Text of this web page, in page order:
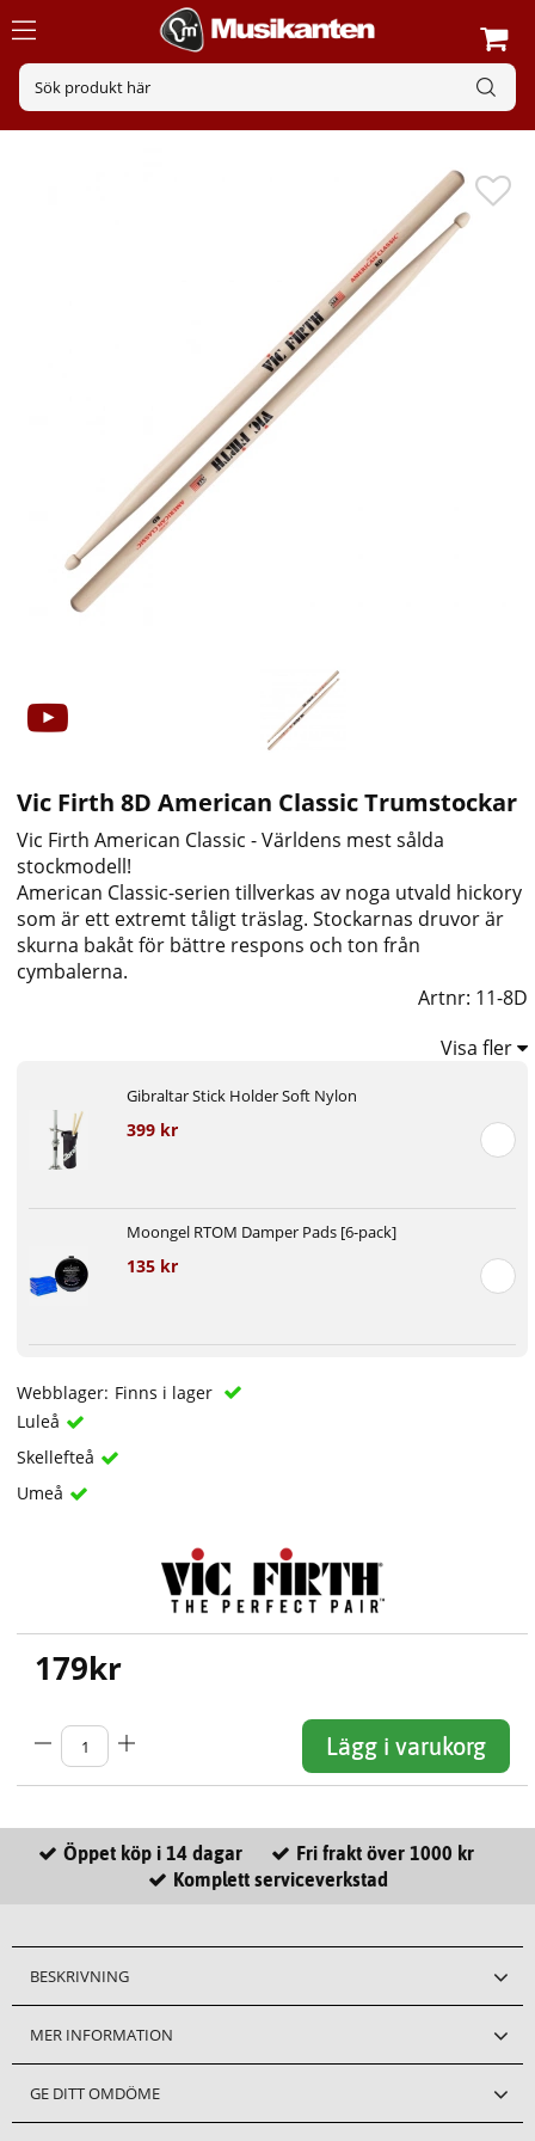
Vic Firth 8D American Classic Trumstockar
Vic Firth American Classic - Världens mest sålda
stockmodell!
American Classic-serien tillverkas av noga utvald hickory
som är ett extremt tåligt träslag. Stockarnas druvor är
skurna bakåt för bättre respons och ton från
cymbalerna.
Artnr: 11-8D
Visa fler
Gibraltar Stick Holder Soft Nylon
399 kr
Moongel RTOM Damper Pads [6-pack]
135 kr
Webblager: Finns i lager
Luleå
Skellefteå
Umeå
179kr
Lägg i varukorg
Öppet köp i 14 dagar
Fri frakt över 1000 kr
Komplett serviceverkstad
BESKRIVNING
MER INFORMATION
GE DITT OMDÖME